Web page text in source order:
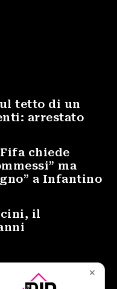
tetto di un
arrestato
chiede
ma
a Infantino
il
✕